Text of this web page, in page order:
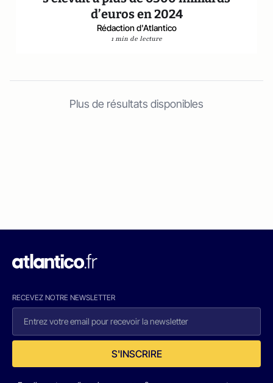
d’euros en 2024
Rédaction d'Atlantico
1 min de lecture
Plus de résultats disponibles
RECEVEZ NOTRE NEWSLETTER
S'INSCRIRE